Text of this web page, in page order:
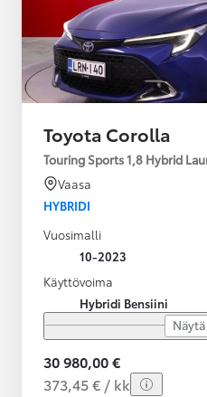
Toyota Corolla
Touring Sports 1,8 Hybrid
Vaasa
HYBRIDI
Vuosimalli
10-2023
Käyttövoima
Hybridi Bensiini
30 980,00 €
373,45 € / kk